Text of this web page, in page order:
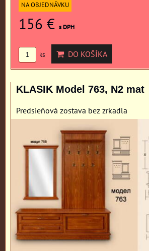
NA OBJEDNÁVKU
156 € s DPH
ks DO KOŠÍKA
KLASIK Model 763, N2 mat
Predsieňová zostava bez zrkadla